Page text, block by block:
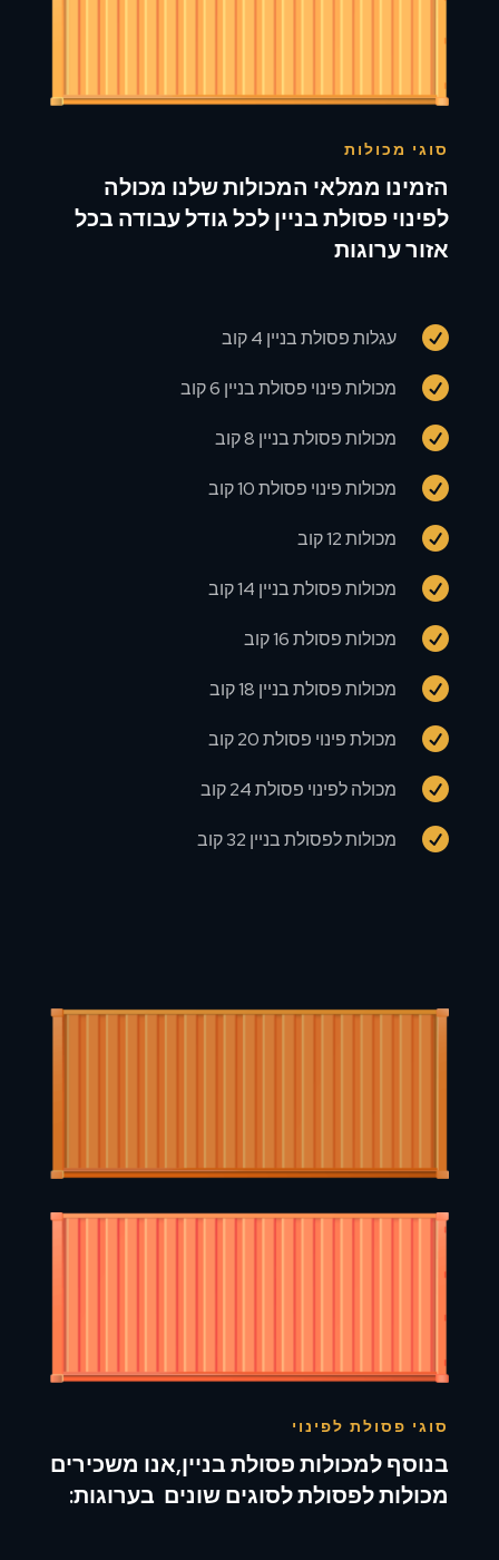
סוגי מכולות
הזמינו ממלאי המכולות שלנו מכולה
לפינוי פסולת בניין לכל גודל עבודה בכל
אזור ערוגות
 עגלות פסולת בניין 4 קוב
 מכולות פינוי פסולת בניין 6 קוב
 מכולות פסולת בניין 8 קוב
 מכולות פינוי פסולת 10 קוב
 מכולות 12 קוב
 מכולות פסולת בניין 14 קוב
 מכולות פסולת 16 קוב
 מכולות פסולת בניין 18 קוב
 מכולת פינוי פסולת 20 קוב
 מכולה לפינוי פסולת 24 קוב
 מכולות לפסולת בניין 32 קוב
סוגי פסולת לפינוי
בנוסף למכולות פסולת בניין,אנו משכירים
מכולות לפסולת לסוגים שונים בערוגות: